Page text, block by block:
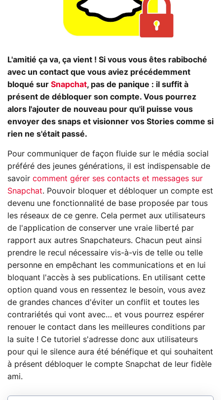
L'amitié ça va, ça vient ! Si vous vous êtes rabiboché
avec un contact que vous aviez précédemment
bloqué sur Snapchat, pas de panique : il suffit à
présent de débloquer son compte. Vous pourrez
alors l'ajouter de nouveau pour qu'il puisse vous
envoyer des snaps et visionner vos Stories comme si
rien ne s'était passé.
Pour communiquer de façon fluide sur le média social
préféré des jeunes générations, il est indispensable de
savoir comment gérer ses contacts et messages sur
Snapchat. Pouvoir bloquer et débloquer un compte est
devenu une fonctionnalité de base proposée par tous
les réseaux de ce genre. Cela permet aux utilisateurs
de l'application de conserver une vraie liberté par
rapport aux autres Snapchateurs. Chacun peut ainsi
prendre le recul nécessaire vis-à-vis de telle ou telle
personne en empêchant les communications et en lui
bloquant l'accès à ses publications. En utilisant cette
option quand vous en ressentez le besoin, vous avez
de grandes chances d'éviter un conflit et toutes les
contrariétés qui vont avec… et vous pourrez espérer
renouer le contact dans les meilleures conditions par
la suite ! Ce tutoriel s'adresse donc aux utilisateurs
pour qui le silence aura été bénéfique et qui souhaitent
à présent débloquer le compte Snapchat de leur fidèle
ami.